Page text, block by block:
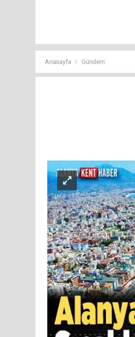
Anasayfa Gündem